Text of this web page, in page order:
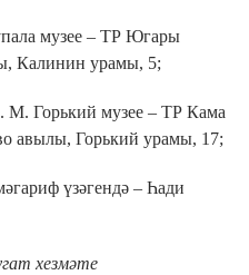
музее – ТР Югары
Калинин урамы, 5;
Горький музее – ТР Кама
авылы, Горький урамы, 17;
үзәгендә – Һади
хезмәте